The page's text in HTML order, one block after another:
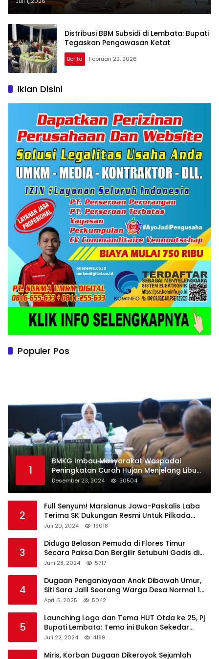
Transparansi
Distribusi BBM Subsidi di Lembata: Bupati
Tegaskan Pengawasan Ketat
Berita Februari 22, 2026
Iklan Disini
Populer Pos
1
BMKG Imbau Masyarakat Waspadai
Peningkatan Curah Hujan Menjelang Libur
Natal dan Tahun Baru
Desember 23, 2024 30504
2
Full Senyum! Marsianus Jawa-Paskalis Laba
Terima SK Dukungan Resmi Untuk Pilkada
Lembata
Juli 20, 2024 19018
3
Diduga Belasan Pemuda di Flores Timur
Secara Paksa Dan Bergilir Setubuhi Gadis di
Bawah Umur
Juni 28, 2024 5717
4
Dugaan Penganiayaan Anak Dibawah Umur,
Siti Sara Jalil Seorang Warga Desa Normal 1
Melapor ke Polisi
April 5, 2025 5042
5
Launching Logo dan Tema HUT Otda ke 25, Pj
Bupati Lembata: Tema ini Bukan Sekedar
Refleksi Semalam
Juli 22, 2024 4199
Miris, Korban Dugaan Dikeroyok Sejumlah